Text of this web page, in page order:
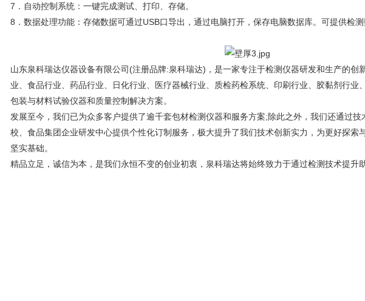
7．自动控制系统：一键完成测试、打印、存储。
8．数据处理功能：存储数据可通过USB口导出，通过电脑打开，保存电脑数据库。可提供检测
山东泉科瑞达仪器设备有限公司(注册品牌:泉科瑞达)，是一家专注于检测仪器研发和生产的创
业、食品行业、药品行业、日化行业、医疗器械行业、质检药检系统、印刷行业、胶黏剂行业
包装与材料试验仪器和质量控制解决方案。
发展至今，我们已为众多客户提供了逾千套包材检测仪器和服务方案;除此之外，我们还通过
校、食品集团企业研发中心提供个性化订制服务，极大提升了我们技术创新实力，为更好探索
坚实基础。
精品立足，诚信为本，是我们永恒不变的创业初衷，泉科瑞达将始终致力于通过检测技术提升